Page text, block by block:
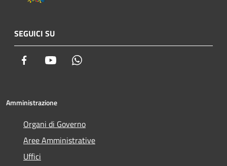
SEGUICI SU
Facebook Youtube
Amministrazione
Organi di Governo
Aree Amministrative
Uffici